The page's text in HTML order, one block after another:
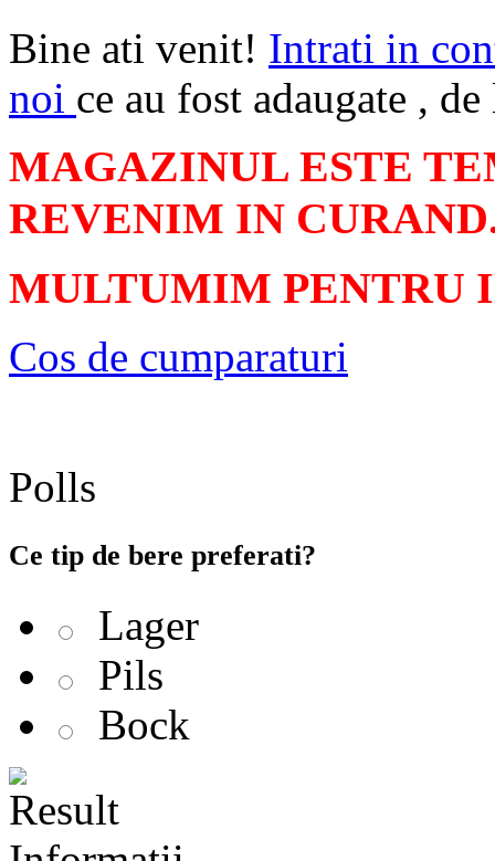
Bine ati venit! Intrati in
noi ce au fost adaugate ,
MAGAZINUL ESTE
REVENIM IN
MULTUMIM PENTRU
Cos de cumparaturi
Polls
Ce tip de bere preferati?
Lager
Pils
Bock